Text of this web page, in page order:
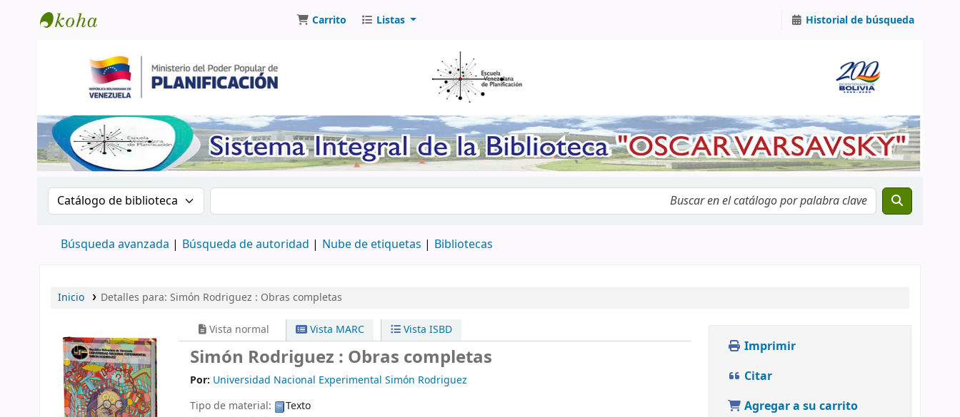
Carrito Listas Historial de búsqueda
Buscar en el catálogo por:Buscar en el catálogo por palabra clave
Búsqueda avanzada Búsqueda de autoridad Nube de etiquetas Bibliotecas
Inicio Detalles para: Simón Rodriguez : Obras completas
Vista normal Vista MARC Vista ISBD
Simón Rodriguez : Obras completas
Por: Universidad Nacional Experimental Simón Rodriguez
Tipo de material:
Texto
Imprimir
Citar
Agregar a su carrito